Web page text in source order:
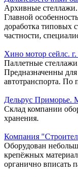
Архивные стеллажи.
Главной
доработка типовых
частности,
Хино мотор сейлс.
Паллетные
Предназначенны
автотранспорта. По
Дельрус Приморье.
Склад компании
хранения.
Компания
Оборудован
крепёжных
органично вписать